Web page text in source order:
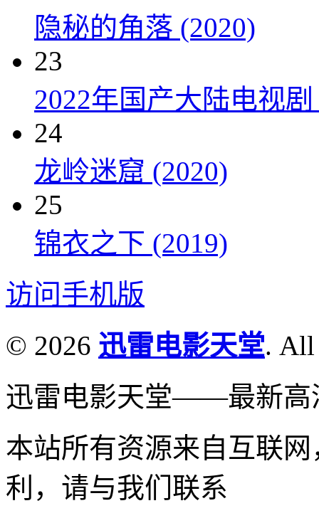
隐秘的角落 (2020)
23
2022年国产大陆电视
24
龙岭迷窟 (2020)
25
锦衣之下 (2019)
访问手机版
© 2026 迅雷电影天堂. All
迅雷电影天堂——最新高
本站所有资源来自互联
利，请与我们联系